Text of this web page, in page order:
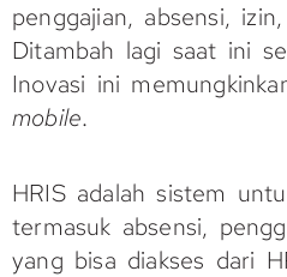
penggajian, absensi,
Ditambah lagi saat ini
Inovasi ini
mobile.
HRIS adalah sistem
termasuk absensi,
yang bisa diakses dari